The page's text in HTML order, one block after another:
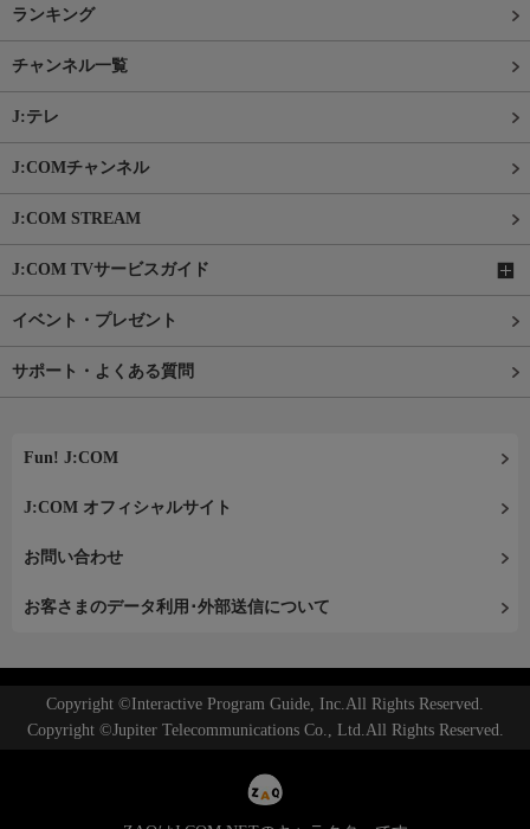
ランキング
チャンネル一覧
J:テレ
J:COMチャンネル
J:COM STREAM
J:COM TVサービスガイド
イベント・プレゼント
サポート・よくある質問
Fun! J:COM
J:COM オフィシャルサイト
お問い合わせ
お客さまのデータ利用･外部送信について
Copyright ©Interactive Program Guide, Inc.All Rights Reserved.
Copyright ©Jupiter Telecommunications Co., Ltd.All Rights Reserved.